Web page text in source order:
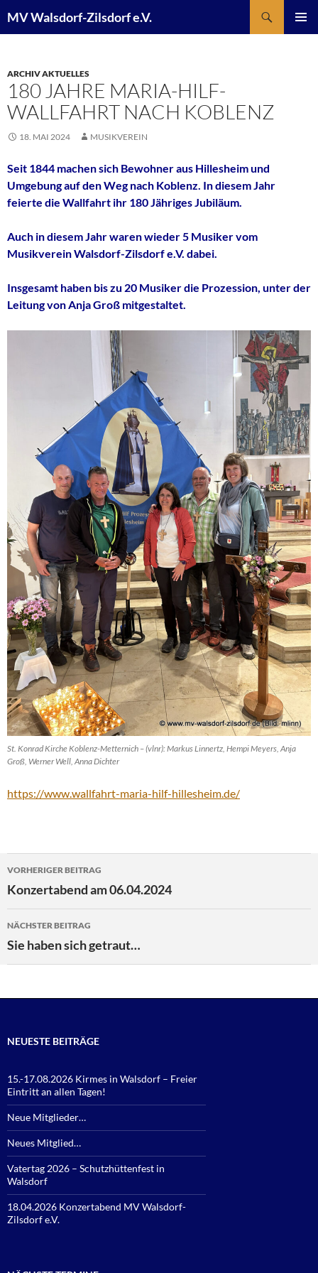
MV Walsdorf-Zilsdorf e.V.
ARCHIV AKTUELLES
180 JAHRE MARIA-HILF-
WALLFAHRT NACH KOBLENZ
18. MAI 2024 MUSIKVEREIN
Seit 1844 machen sich Bewohner aus Hillesheim und
Umgebung auf den Weg nach Koblenz. In diesem Jahr
feierte die Wallfahrt ihr 180 Jähriges Jubiläum.
Auch in diesem Jahr waren wieder 5 Musiker vom
Musikverein Walsdorf-Zilsdorf e.V. dabei.
Insgesamt haben bis zu 20 Musiker die Prozession, unter der
Leitung von Anja Groß mitgestaltet.
St. Konrad Kirche Koblenz-Metternich – (vlnr): Markus Linnertz, Hempi Meyers, Anja
Groß, Werner Well, Anna Dichter
https://www.wallfahrt-maria-hilf-hillesheim.de/
Beitragsnavigation
VORHERIGER BEITRAG
Konzertabend am 06.04.2024
NÄCHSTER BEITRAG
Sie haben sich getraut…
NEUESTE BEITRÄGE
15.-17.08.2026 Kirmes in Walsdorf – Freier
Eintritt an allen Tagen!
Neue Mitglieder…
Neues Mitglied…
Vatertag 2026 – Schutzhüttenfest in
Walsdorf
18.04.2026 Konzertabend MV Walsdorf-
Zilsdorf e.V.